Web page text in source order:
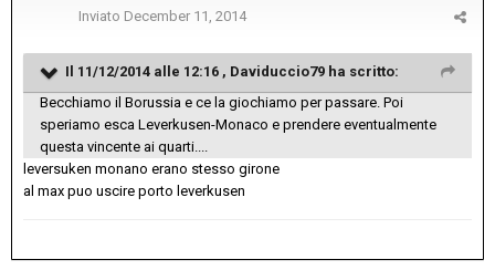
Inviato December 11, 2014
Il 11/12/2014 alle 12:16 , Daviduccio79 ha scritto:
Becchiamo il Borussia e ce la giochiamo per passare. Poi
speriamo esca Leverkusen-Monaco e prendere eventualmente
questa vincente ai quarti....
leversuken monano erano stesso girone
al max puo uscire porto leverkusen